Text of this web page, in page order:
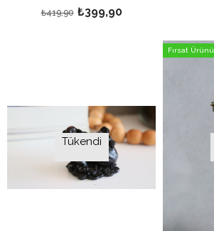
₺399,90
₺419,90
Tükendi
Fırsat Ürünü